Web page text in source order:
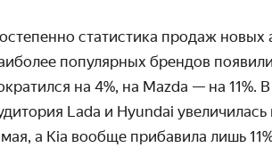
статистика продаж
популярных брендов
на 4%, на Mazda — на
Lada и Hyundai
а Kia вообще прибавила лишь